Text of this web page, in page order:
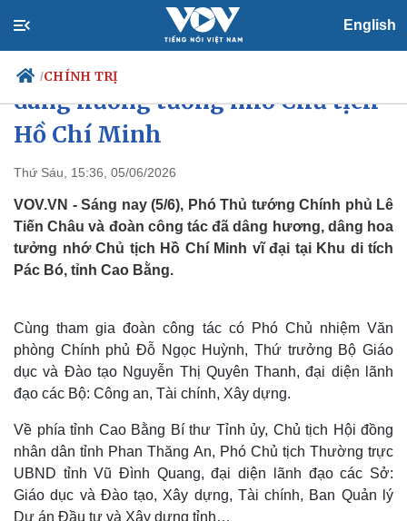
English
/CHÍNH TRỊ
Chính trị
Tổ chức nhân sự
Quốc hội
Nhận diện sự thật
Tin 24h
Dự báo thời tiết
Giáo dục
Dấu ấn VOV
Phó Thủ tướng Lê Tiến Châu
dâng hương tưởng nhớ Chủ tịch
Hồ Chí Minh
Thứ Sáu, 15:36, 05/06/2026
VOV.VN - Sáng nay (5/6), Phó Thủ tướng Chính phủ Lê
Tiến Châu và đoàn công tác đã dâng hương, dâng hoa
tưởng nhớ Chủ tịch Hồ Chí Minh vĩ đại tại Khu di tích
Pác Bó, tỉnh Cao Bằng.
Cùng tham gia đoàn công tác có Phó Chủ nhiệm Văn
phòng Chính phủ Đỗ Ngọc Huỳnh, Thứ trưởng Bộ Giáo
dục và Đào tạo Nguyễn Thị Quyên Thanh, đại diện lãnh
đạo các Bộ: Công an, Tài chính, Xây dựng.
Về phía tỉnh Cao Bằng Bí thư Tỉnh ủy, Chủ tịch Hội đồng
nhân dân tỉnh Phan Thăng An, Phó Chủ tịch Thường trực
UBND tỉnh Vũ Đình Quang, đại diện lãnh đạo các Sở:
Giáo dục và Đào tạo, Xây dựng, Tài chính, Ban Quản lý
Dự án Đầu tư và Xây dựng tỉnh…